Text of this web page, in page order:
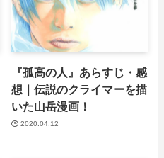
『孤高の人』あらすじ・感
想｜伝説のクライマーを描
いた山岳漫画！
2020.04.12